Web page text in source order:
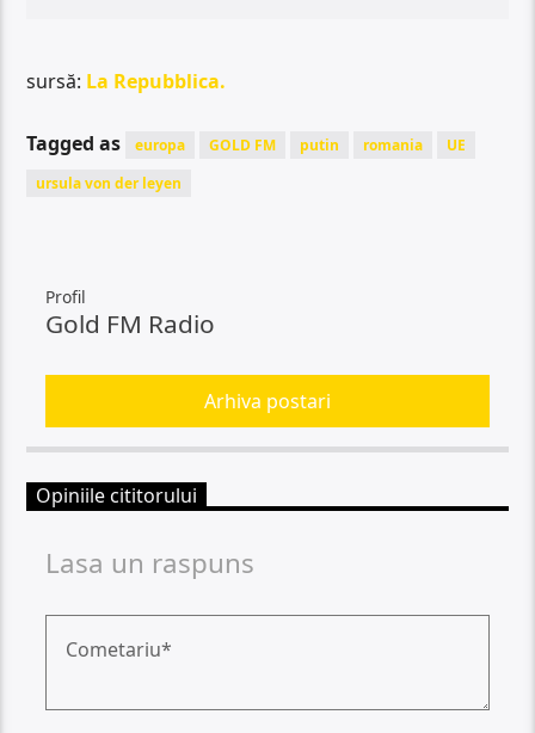
sursă: La Repubblica.
Tagged as europa GOLD FM putin romania
UE
ursula von der leyen
Profil
Gold FM Radio
Arhiva postari
Opiniile cititorului
Lasa un raspuns